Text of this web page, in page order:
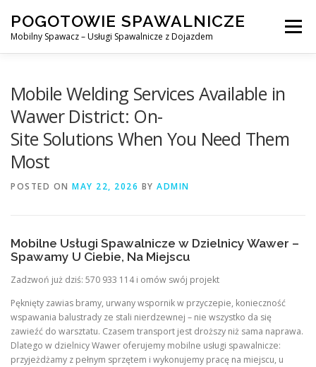
content
POGOTOWIE SPAWALNICZE
Mobilny Spawacz – Usługi Spawalnicze z Dojazdem
Menu
SPAWANIE MIG/MAG (GMAW) NASZE USŁUGI
KONTAKT
Mobile Welding Services Available in
Wawer District: On-
Site Solutions When You Need Them
Most
POSTED ON MAY 22, 2026 BY ADMIN
Mobilne Usługi Spawalnicze w Dzielnicy Wawer –
Spawamy U Ciebie, Na Miejscu
Zadzwoń już dziś: 570 933 114 i omów swój projekt
Pęknięty zawias bramy, urwany wspornik w przyczepie, konieczność
wspawania balustrady ze stali nierdzewnej – nie wszystko da się
zawieźć do warsztatu. Czasem transport jest droższy niż sama naprawa.
Dlatego w dzielnicy Wawer oferujemy mobilne usługi spawalnicze:
przyjeżdżamy z pełnym sprzętem i wykonujemy pracę na miejscu, u